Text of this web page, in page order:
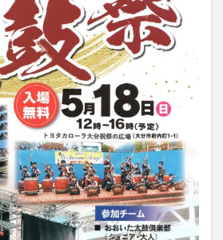
室 子ども服
子育て
屋台
平和市民公園能楽堂
府内 投票 挾間町
新幹線
日出町 日田市
昆虫食
期間限定 本
杵築市
温泉 湧水
湯布院
炭火焼き 焼き菓子
犬
由布院 甲子園
石仏
場 神社 祭り
秋
竹田市 竹田市ディナー
紅葉